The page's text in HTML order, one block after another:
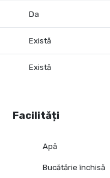
Da
Există
Există
Facilități
Apă
Bucătărie închisă